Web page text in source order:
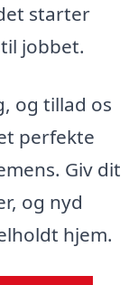
starter
jobbet.
og tillad os
perfekte
Giv dit
og nyd
hjem.